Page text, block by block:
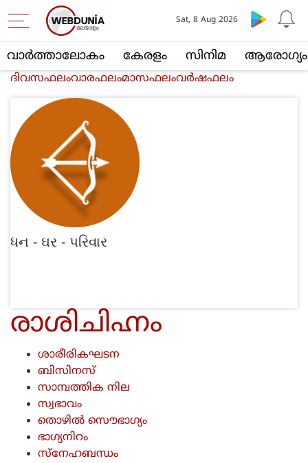
വാര്‍ത്താലോകം കേരളം സിനിമ ആരോഗ്യം
Sat, 8 Aug 2026
ദിവസഫലംവാരഫലംമാസഫലംവര്‍ഷഫലം
ધન - ઘર - પરિવાર
രാശിചിഹ്നം
ശാരീരികഘടന
ബിസിനസ്
സാമ്പത്തിക നില
സ്വഭാവം
തൊഴില്‍ സൌഭാഗ്യം
ഭാഗ്യനിറം
സ്നേഹബന്ധം